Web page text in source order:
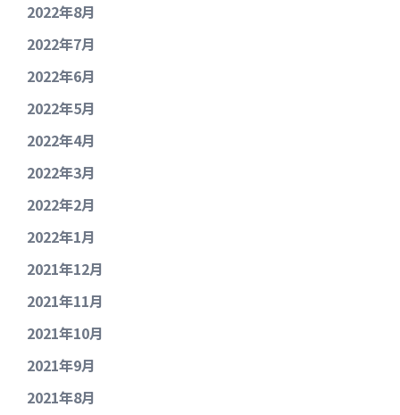
2022年8月
2022年7月
2022年6月
2022年5月
2022年4月
2022年3月
2022年2月
2022年1月
2021年12月
2021年11月
2021年10月
2021年9月
2021年8月